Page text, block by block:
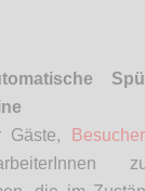
Gäste,